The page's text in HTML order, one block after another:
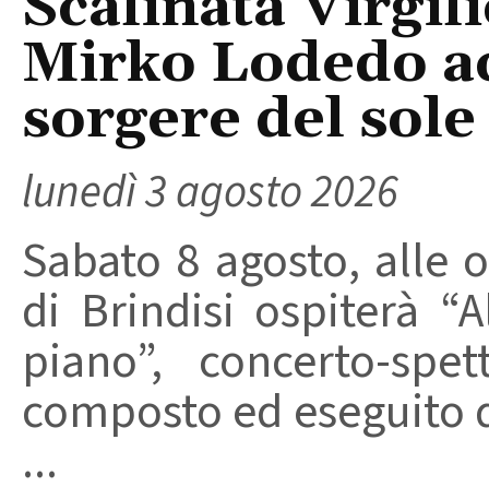
Mirko Lodedo
sorgere del sole
lunedì 3 agosto 2026
Sabato 8 agosto, alle
di Brindisi ospiterà
piano”, concerto-
composto ed eseguito
...